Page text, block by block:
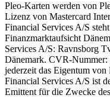
Pleo-Karten werden von
Lizenz von Mastercard
Financial Services A/S
Finanzmarktaufsicht
Services A/S: Ravnsborg
Dänemark. CVR-
jederzeit das Eigentum
Financial Services A/S ist
Emittent für die Zwecke